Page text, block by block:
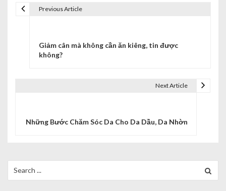
g
b
Previous Article
Giảm cân mà không cần ăn kiêng, tin được
không?
Next Article
Những Bước Chăm Sóc Da Cho Da Dầu, Da Nhờn
for: